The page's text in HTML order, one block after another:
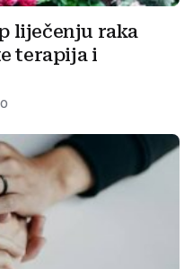
liječenju raka
terapija i